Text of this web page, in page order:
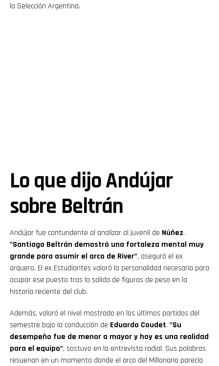
la Selección Argentina.
Lo que dijo Andújar
sobre Beltrán
Andújar fue contundente al analizar al juvenil de Núñez.
"Santiago Beltrán demostró una fortaleza mental muy
grande para asumir el arco de River", aseguró el ex
arquero. El ex Estudiantes valoró la personalidad necesaria para
ocupar ese puesto tras la salida de figuras de peso en la
historia reciente del club.
Además, valoró el nivel mostrado en los últimos partidos del
semestre bajo la conducción de Eduardo Coudet. "Su
desempeño fue de menor a mayor y hoy es una realidad
para el equipo", sostuvo en la entrevista radial. Sus palabras
resuenan en un momento donde el arco del Millonario parecía